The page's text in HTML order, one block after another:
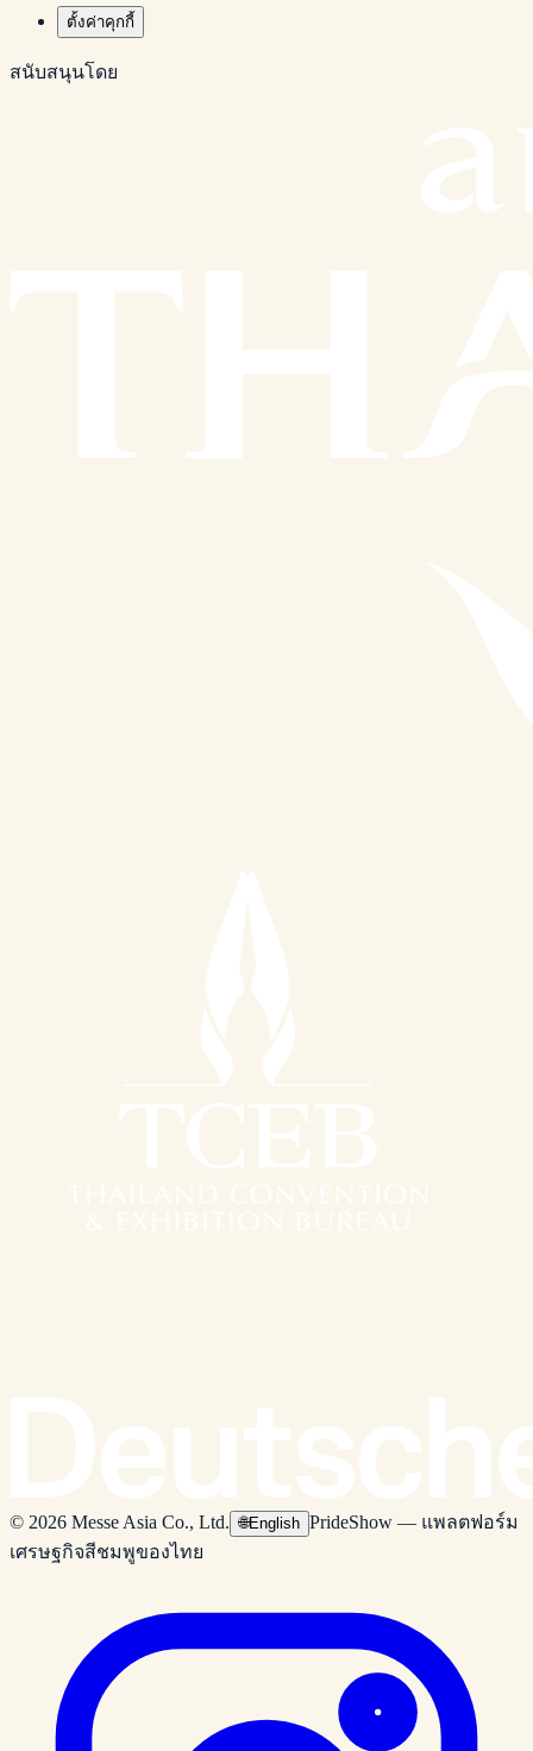
ตั้งค่าคุกกี้
สนับสนุนโดย
© 2026 Messe Asia Co., Ltd. 🌐English PrideShow — แพลตฟอร์ม
เศรษฐกิจสีชมพูของไทย